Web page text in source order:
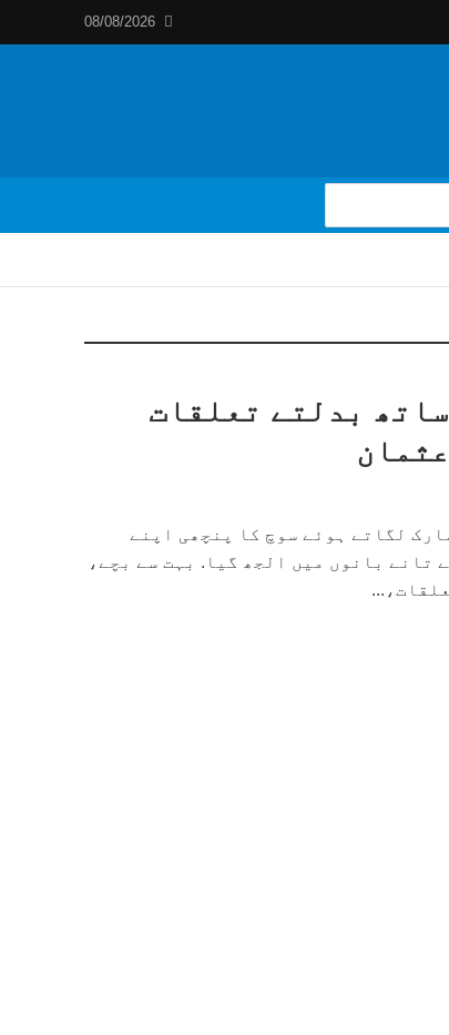
08/08/2026
بدلتے تعلقات
لگاتے ہوئے سوچ کا پنچھی اپنے
تانے بانوں میں الجھ گیا. بہت سے بچے،